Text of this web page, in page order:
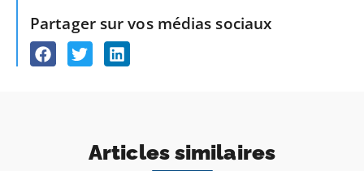
Partager sur vos médias sociaux
Articles similaires